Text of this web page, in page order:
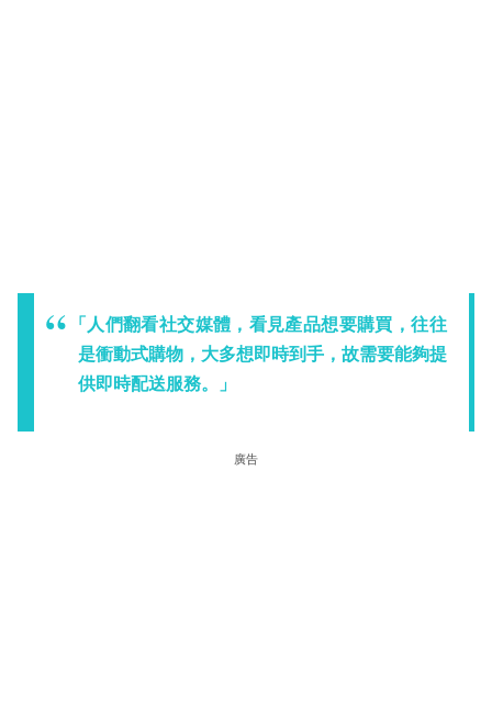
「人們翻看社交媒體，看見產品想要購買，往往
是衝動式購物，大多想即時到手，故需要能夠提
供即時配送服務。」
廣告